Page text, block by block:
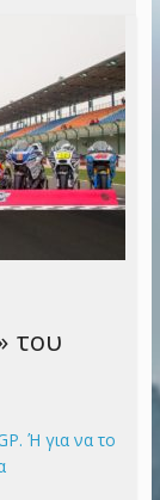
του
Ή για να το